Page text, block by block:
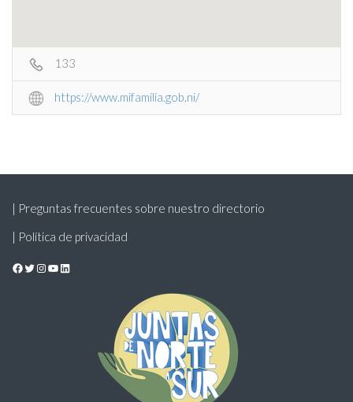
133
https://www.mifamilia.gob.ni/
| Preguntas frecuentes sobre nuestro directorio
| Política de privacidad
Facebook
Twitter
Instagram
YouTube
LinkedIn